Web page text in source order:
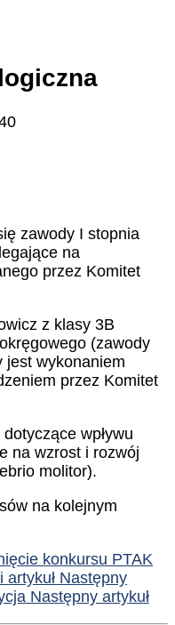
zawody I stopnia
na
przez Komitet
z klasy 3B
(zawody
jest wykonaniem
przez Komitet
wpływu
na wzrost i rozwój
molitor).
na kolejnym
konkursu PTAK
artykuł Następny
Następny artykuł